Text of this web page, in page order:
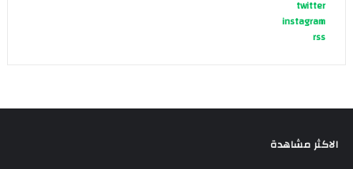
twitter
instagram
rss
الاكثر مشاهدة